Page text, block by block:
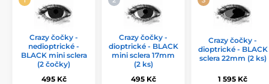
Crazy čočky -
nedioptrické -
BLACK mini sclera
(2 čočky)
495 Kč
Crazy čočky -
dioptrické - BLACK
mini sclera 17mm
(2 ks)
495 Kč
Crazy čočky -
dioptrické - BLACK
sclera 22mm (2 ks)
1 595 Kč